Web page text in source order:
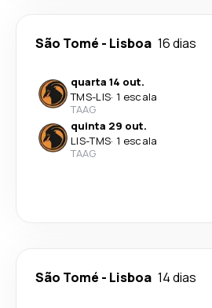
São Tomé - Lisboa 16 dias
quarta 14 out.
TMS-LIS· 1 escala
TAAG
quinta 29 out.
LIS-TMS· 1 escala
TAAG
São Tomé - Lisboa 14 dias